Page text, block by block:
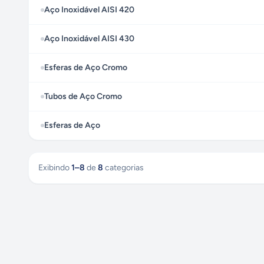
Aço Inoxidável AISI 420
Aço Inoxidável AISI 430
Esferas de Aço Cromo
Tubos de Aço Cromo
Esferas de Aço
Exibindo1–8 de 8 categorias